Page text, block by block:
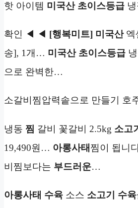
핫 아이템 미국산 초이스등급
확인 ◀ ◀ [행복미트] 미국산엑
송], 1개… 미국산 초이스등급
으로 완벽한…
소갈비찜압력솥으로 만들기 호
냉동 찜 갈비 꽃갈비 2.5kg 소고기
19,490원… 아롱사태 찜이 됩니
비찜보다는 부드러운…
아롱사태 수육 소스 소고기 수육